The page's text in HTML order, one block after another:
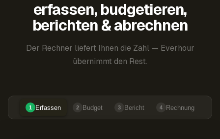
erfassen, budgetieren,
berichten & abrechnen
Der Rechner liefert Ihnen die Zahl — Everhour
übernimmt den Rest.
1 Erfassen 2 Budget 3 Bericht 4 Rechnung